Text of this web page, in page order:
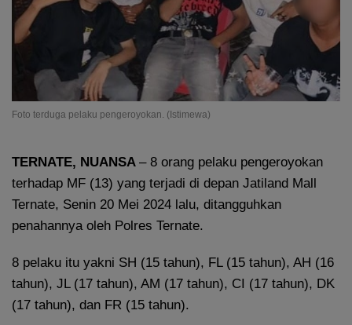
Foto terduga pelaku pengeroyokan. (Istimewa)
TERNATE, NUANSA – 8 orang pelaku pengeroyokan
terhadap MF (13) yang terjadi di depan Jatiland Mall
Ternate, Senin 20 Mei 2024 lalu, ditangguhkan
penahannya oleh Polres Ternate.
8 pelaku itu yakni SH (15 tahun), FL (15 tahun), AH (16
tahun), JL (17 tahun), AM (17 tahun), CI (17 tahun), DK
(17 tahun), dan FR (15 tahun).